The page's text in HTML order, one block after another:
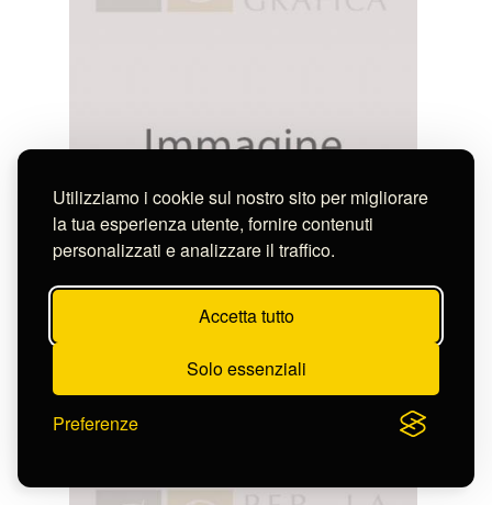
Utilizziamo i cookie sul nostro sito per migliorare
la tua esperienza utente, fornire contenuti
personalizzati e analizzare il traffico.
Accetta tutto
Solo essenziali
Preferenze
SERVITUS HEBRAEORUM